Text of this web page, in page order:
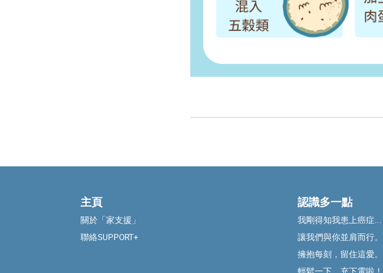
主頁
關於「家支援」
聯絡SUPPORT+
認識多一點
我剛得知我患上癌症...
讓我們與你並肩而行。
擁抱每刻，留住這愛。